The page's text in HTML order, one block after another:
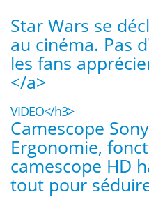
Star Wars se
au cinéma. Pas
les fans
</a>
VIDEO</h3>
Camescope
Ergonomie,
camescope HD
tout pour